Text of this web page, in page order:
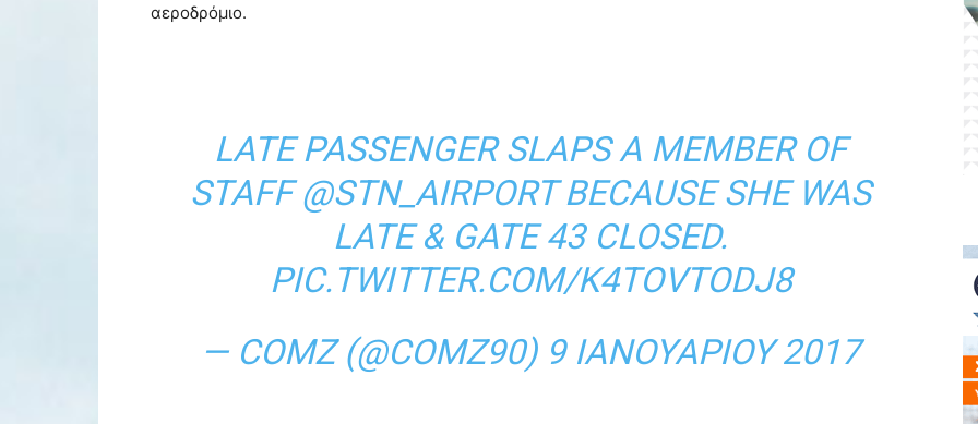
αεροδρόμιο.
LATE PASSENGER SLAPS A MEMBER OF
STAFF@STN_AIRPORTBECAUSE SHE WAS
LATE & GATE 43 CLOSED.
PIC.TWITTER.COM/K4TOVTODJ8
— COMZ (@COMZ90) 9 ΙΑΝΟΥΑΡΊΟΥ 2017